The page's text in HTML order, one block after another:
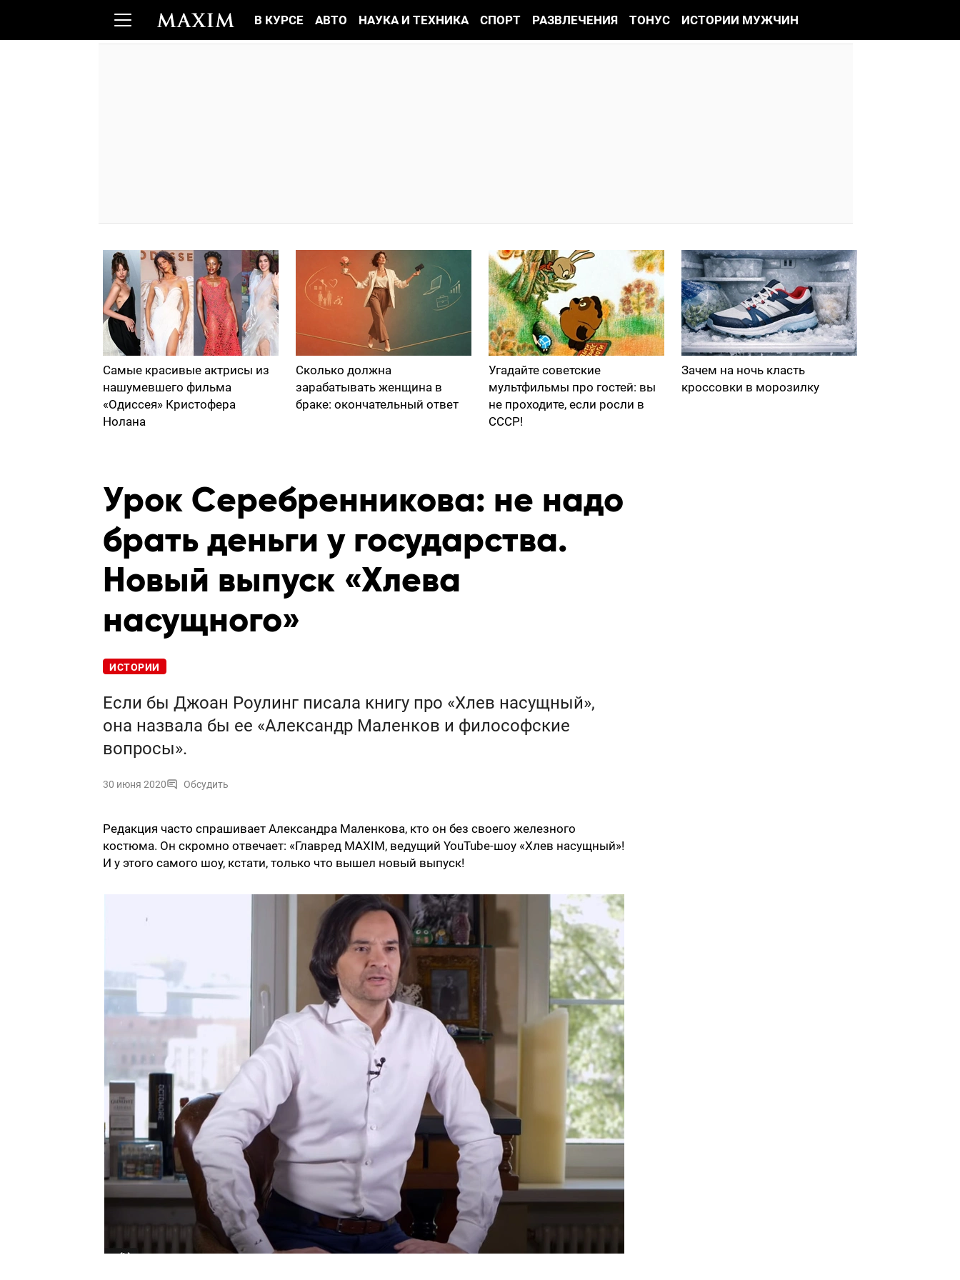
В КУРСЕ АВТО НАУКА И ТЕХНИКА СПОРТ РАЗВЛЕЧЕНИЯ ТОНУС ИСТОРИИ МУЖЧИН
Самые красивые актрисы из
нашумевшего фильма
«Одиссея» Кристофера
Нолана
Сколько должна
зарабатывать женщина в
браке: окончательный ответ
Угадайте советские
мультфильмы про гостей: вы
не проходите, если росли в
СССР!
Зачем на ночь класть
кроссовки в морозилку
Урок Серебренникова: не надо
брать деньги у государства.
Новый выпуск «Хлева
насущного»
ИСТОРИИ
Если бы Джоан Роулинг писала книгу про «Хлев насущный»,
она назвала бы ее «Александр Маленков и философские
вопросы».
30 июня 2020 Обсудить
Редакция часто спрашивает Александра Маленкова, кто он без своего железного
костюма. Он скромно отвечает: «Главред MAXIM, ведущий YouTube-шоу «Хлев насущный»!
И у этого самого шоу, кстати, только что вышел новый выпуск!